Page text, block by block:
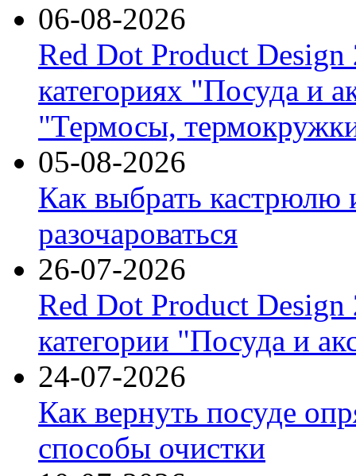
06-08-2026
Red Dot Product Design
категориях "Посуда и
"Термосы,
05-08-2026
Как выбрать кастрюлю
разочароваться
26-07-2026
Red Dot Product Design
категории "Посуда и
24-07-2026
Как вернуть посуде
способы очистки